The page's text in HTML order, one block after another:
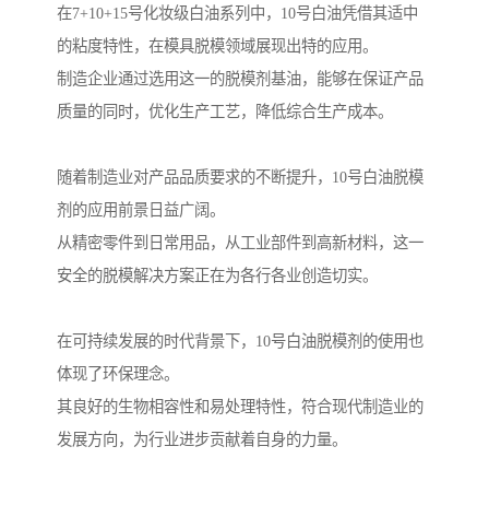
在7+10+15号化妆级白油系列中，10号白油凭借其适中
的粘度特性，在模具脱模领域展现出特的应用。
制造企业通过选用这一的脱模剂基油，能够在保证产品
质量的同时，优化生产工艺，降低综合生产成本。
随着制造业对产品品质要求的不断提升，10号白油脱模
剂的应用前景日益广阔。
从精密零件到日常用品，从工业部件到高新材料，这一
安全的脱模解决方案正在为各行各业创造切实。
在可持续发展的时代背景下，10号白油脱模剂的使用也
体现了环保理念。
其良好的生物相容性和易处理特性，符合现代制造业的
发展方向，为行业进步贡献着自身的力量。